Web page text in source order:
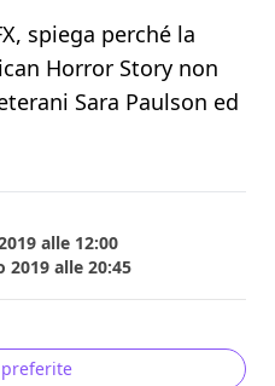
spiega perché la
Horror Story non
Sara Paulson ed
alle 12:00
2019 alle 20:45